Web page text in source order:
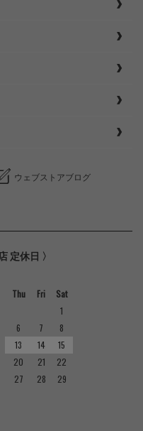
ウェブストアブログ
定休日 〉
Thu Fri
Sat
1
6 7
8
13 14
15
20 21
22
27 28
29